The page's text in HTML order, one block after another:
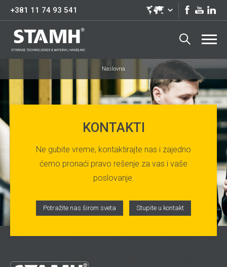
+381 11 74 93 541
Naslovna
KONTAKTI
Ne gubite vreme, kontaktirajte nas i zajedno
ćemo pronaći pravo rešenje za vas i vaše
poslovanje.
Potražite nas širom sveta Stupite u kontakt